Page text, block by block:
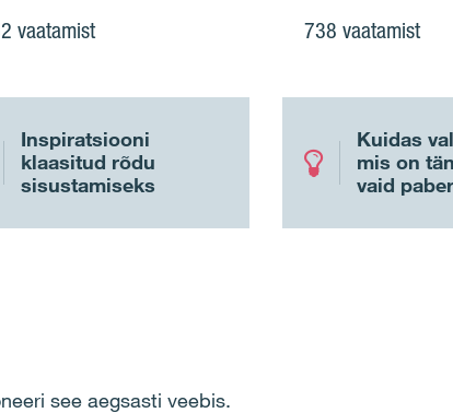
vaatamist
Inspiratsiooni
klaasitud rõdu
sisustamiseks
738 vaatamist
Kuidas
mis on
vaid
see aegsasti veebis.